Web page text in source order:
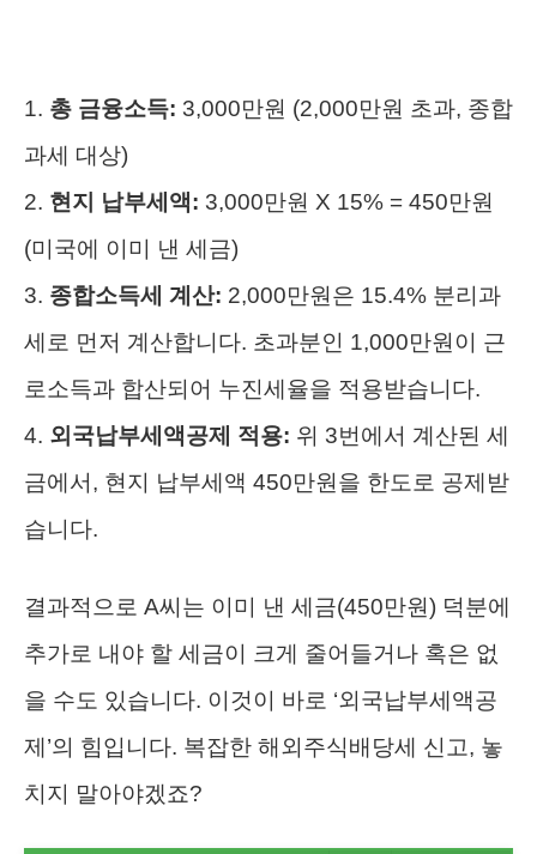
1. 총 금융소득: 3,000만원 (2,000만원 초과, 종합
과세 대상)
2. 현지 납부세액: 3,000만원 X 15% = 450만원
(미국에 이미 낸 세금)
3. 종합소득세 계산: 2,000만원은 15.4% 분리과
세로 먼저 계산합니다. 초과분인 1,000만원이 근
로소득과 합산되어 누진세율을 적용받습니다.
4. 외국납부세액공제 적용: 위 3번에서 계산된 세
금에서, 현지 납부세액 450만원을 한도로 공제받
습니다.
결과적으로 A씨는 이미 낸 세금(450만원) 덕분에
추가로 내야 할 세금이 크게 줄어들거나 혹은 없
을 수도 있습니다. 이것이 바로 ‘외국납부세액공
제’의 힘입니다. 복잡한 해외주식배당세 신고, 놓
치지 말아야겠죠?